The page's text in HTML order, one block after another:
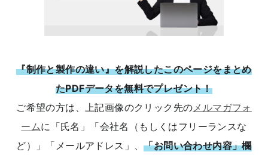
『制作と製作の違い』を解説したこのページをまとめ
たPDFデータを無料でプレゼント！
ご希望の方は、上記画像のクリック先のメルマガフォ
ームに「氏名」「会社名（もしくはフリーランスな
ど）」「メールアドレス」、「お問い合わせ内容」欄